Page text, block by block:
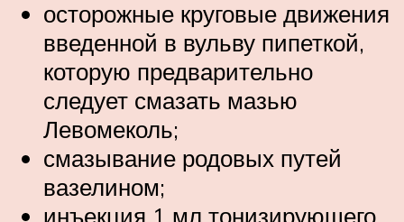
осторожные круговые движения
введенной в вульву пипеткой,
которую предварительно
следует смазать мазью
Левомеколь;
смазывание родовых путей
вазелином;
инъекция 1 мл тонизирующего